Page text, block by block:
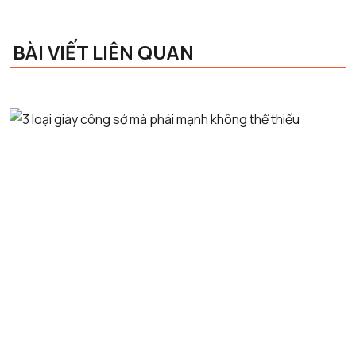
BÀI VIẾT LIÊN QUAN